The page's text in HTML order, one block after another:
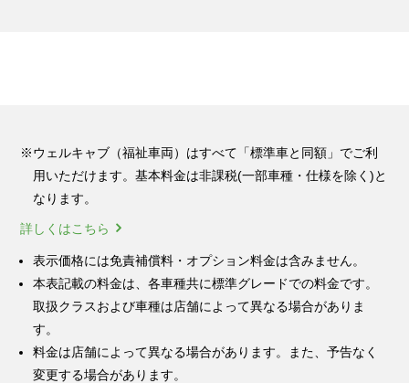
※ウェルキャブ（福祉車両）はすべて「標準車と同額」でご利
用いただけます。基本料金は非課税(一部車種・仕様を除く)と
なります。
詳しくはこちら
表示価格には免責補償料・オプション料金は含みません。
本表記載の料金は、各車種共に標準グレードでの料金です。
取扱クラスおよび車種は店舗によって異なる場合がありま
す。
料金は店舗によって異なる場合があります。また、予告なく
変更する場合があります。